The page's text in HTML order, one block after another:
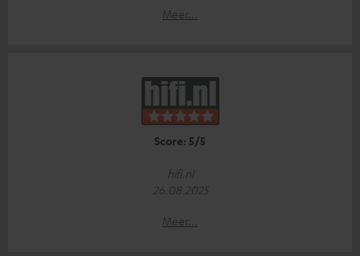
Meer...
Score: 5/5
hifi.nl
26.08.2025
Meer...